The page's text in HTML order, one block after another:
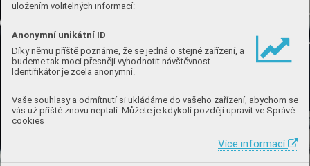
uložením volitelných informací:
Anonymní unikátní ID
Díky němu příště poznáme, že se jedná o stejné zařízení, a
budeme tak moci přesněji vyhodnotit návštěvnost.
Identifikátor je zcela anonymní.
Vaše souhlasy a odmítnutí si ukládáme do vašeho zařízení, abychom se
vás už příště znovu neptali. Můžete je kdykoli později upravit ve Správě
cookies
Více informací